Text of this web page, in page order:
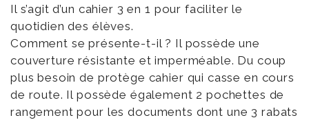
Il s’agit d’un cahier 3 en 1 pour faciliter le
quotidien des élèves.
Comment se présente-t-il ? Il possède une
couverture résistante et imperméable. Du coup
plus besoin de protège cahier qui casse en cours
de route. Il possède également 2 pochettes de
rangement pour les documents dont une 3 rabats